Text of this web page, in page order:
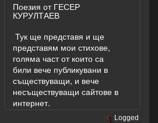
Поезия от ГЕСЕР
КУРУЛТАЕВ
Тук ще представя и ще
представям мои стихове,
голяма част от които са
били вече публикувани в
съществуващи, и вече
несъществуващи сайтове в
интернет.
Logged